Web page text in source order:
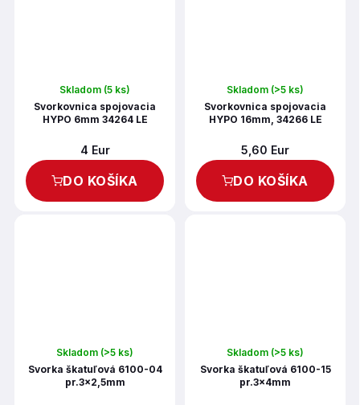
Skladom (5 ks)
Svorkovnica spojovacia
HYPO 6mm 34264 LE
4 Eur
DO KOŠÍKA
Skladom (>5 ks)
Svorkovnica spojovacia
HYPO 16mm, 34266 LE
5,60 Eur
DO KOŠÍKA
Skladom (>5 ks)
Svorka škatuľová 6100-04
pr.3x2,5mm
Skladom (>5 ks)
Svorka škatuľová 6100-15
pr.3x4mm